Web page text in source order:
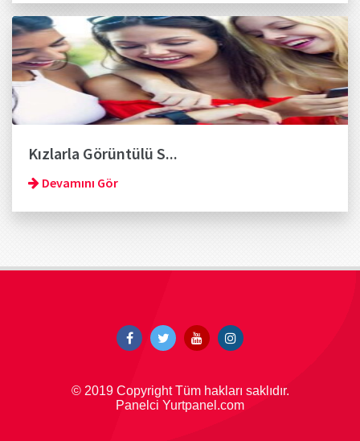
Kızlarla Görüntülü S...
Devamını Gör
© 2019 Copyright Tüm hakları saklıdır.
Panelci Yurtpanel.com